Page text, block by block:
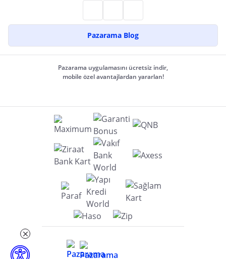
Pazarama Blog
Pazarama uygulamasını ücretsiz indir,
mobile özel avantajlardan yararlan!